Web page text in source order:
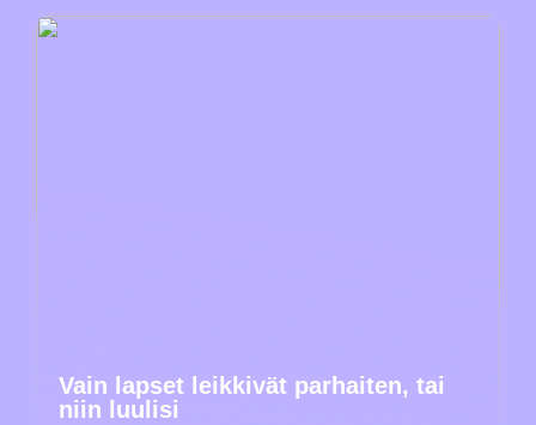
Vain lapset leikkivät parhaiten, tai
niin luulisi